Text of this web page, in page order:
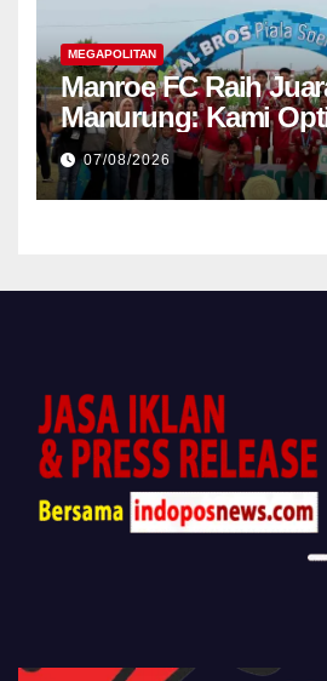
MEGAPOLITAN
Manroe FC Raih
Manurung: Kami
Nasional
07/08/2026